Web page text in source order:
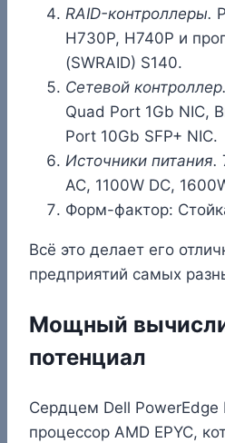
RAID-контроллеры.
H730P, H740P и
(SWRAID) S140.
Сетевой контроллер.
Quad Port 1Gb NIC,
Port 10Gb SFP+ NIC.
Источники питания.
AC, 1100W DC,
Форм-фактор:
Всё это делает его
предприятий самых
Мощный
потенциал
Сердцем Dell PowerEdge
процессор AMD EPYC,